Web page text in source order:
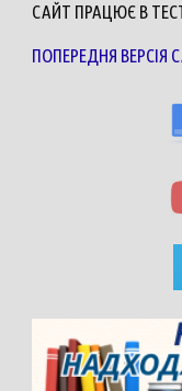
САЙТ ПРАЦЮЄ В
ПОПЕРЕДНЯ ВЕРСІЯ